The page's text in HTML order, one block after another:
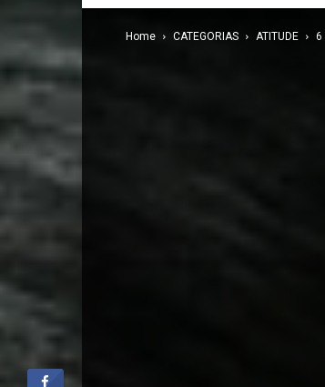
Home CATEGORIAS ATITUDE 6